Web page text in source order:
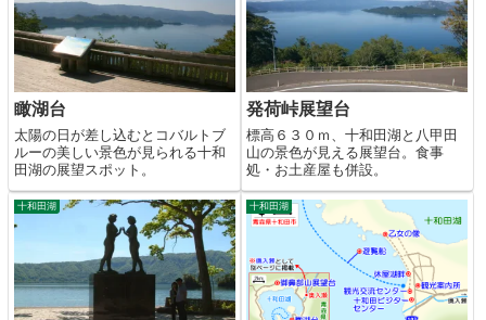
瞰湖台
太陽の日が差し込むとコバルトブ
ルーの美しい景色が見られる十和
田湖の展望スポット。
発荷峠展望台
標高６３０ｍ、十和田湖と八甲田
山の景色が見える展望台。食事
処・お土産屋も併設。
十和田湖 十和田湖